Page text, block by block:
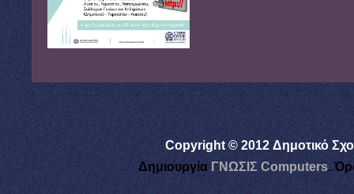
Copyright © 2012 Δημοτικό
Δημιουργία ΓΝΩΣΙΣ Computers.